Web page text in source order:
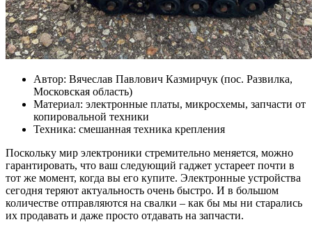
Автор: Вячеслав Павлович Казмирчук (пос. Развилка,
Московская область)
Материал: электронные платы, микросхемы, запчасти от
копировальной техники
Техника: смешанная техника крепления
Поскольку мир электроники стремительно меняется, можно
гарантировать, что ваш следующий гаджет устареет почти в
тот же момент, когда вы его купите. Электронные устройства
сегодня теряют актуальность очень быстро. И в большом
количестве отправляются на свалки – как бы мы ни старались
их продавать и даже просто отдавать на запчасти.